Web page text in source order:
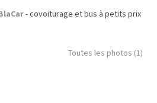
- covoiturage et bus à petits prix
Toutes les photos (1)